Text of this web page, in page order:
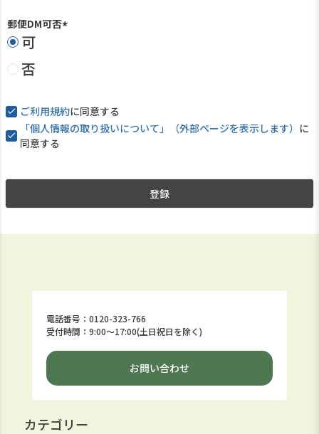
郵便DM可否
可
否
ご利用規約に同意する
「個人情報の取り扱いについて」（外部ページを表示します） に
同意する
登録
電話番号：0120-323-766
受付時間：9:00～17:00(土日祝日を除く)
お問い合わせ
カテゴリー